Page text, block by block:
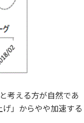
考える方が自然であ
」からやや加速する